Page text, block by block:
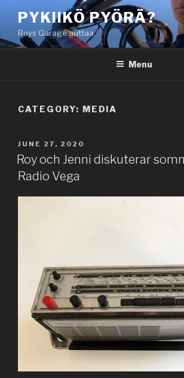
content
PYKIIKÖ PYÖRÄ?
Roys Garage auttaa
Menu
CATEGORY: MEDIA
POSTED
ON
JUNE 27, 2020
Roy och Jenni diskuterar
Radio Vega